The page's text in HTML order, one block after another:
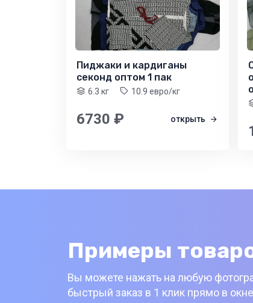
Пиджаки и кардиганы
секонд оптом 1 пак
6.3 кг 10.9 евро/кг
6730 ₽ открыть
Примеры
Вы можете нажать на любую
быстрый заказ в 1 клик прямо в